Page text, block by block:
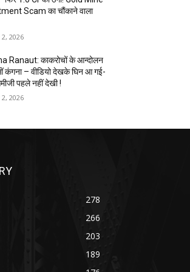
Scam का चौंकाने वाला
2026
Ranaut: काकरोचों के आन्दोलन
कंगना – वीडियो देखके घिन आ गई-
पहले नहीं देखी !
2026
278
266
203
189